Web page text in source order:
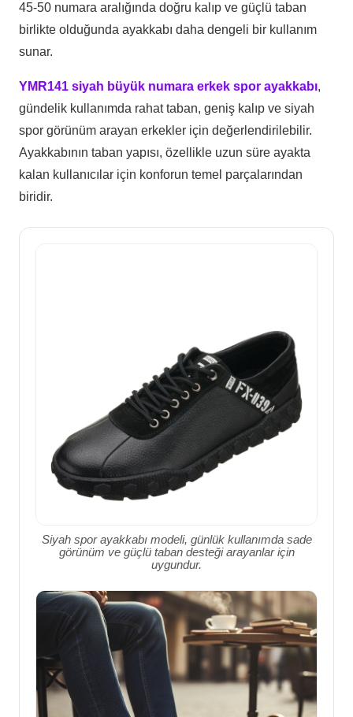
45-50 numara aralığında doğru kalıp ve güçlü taban
birlikte olduğunda ayakkabı daha dengeli bir kullanım
sunar.
YMR141 siyah büyük numara erkek spor ayakkabı,
gündelik kullanımda rahat taban, geniş kalıp ve siyah
spor görünüm arayan erkekler için değerlendirilebilir.
Ayakkabının taban yapısı, özellikle uzun süre ayakta
kalan kullanıcılar için konforun temel parçalarından
biridir.
Siyah spor ayakkabı modeli, günlük kullanımda sade
görünüm ve güçlü taban desteği arayanlar için
uygundur.